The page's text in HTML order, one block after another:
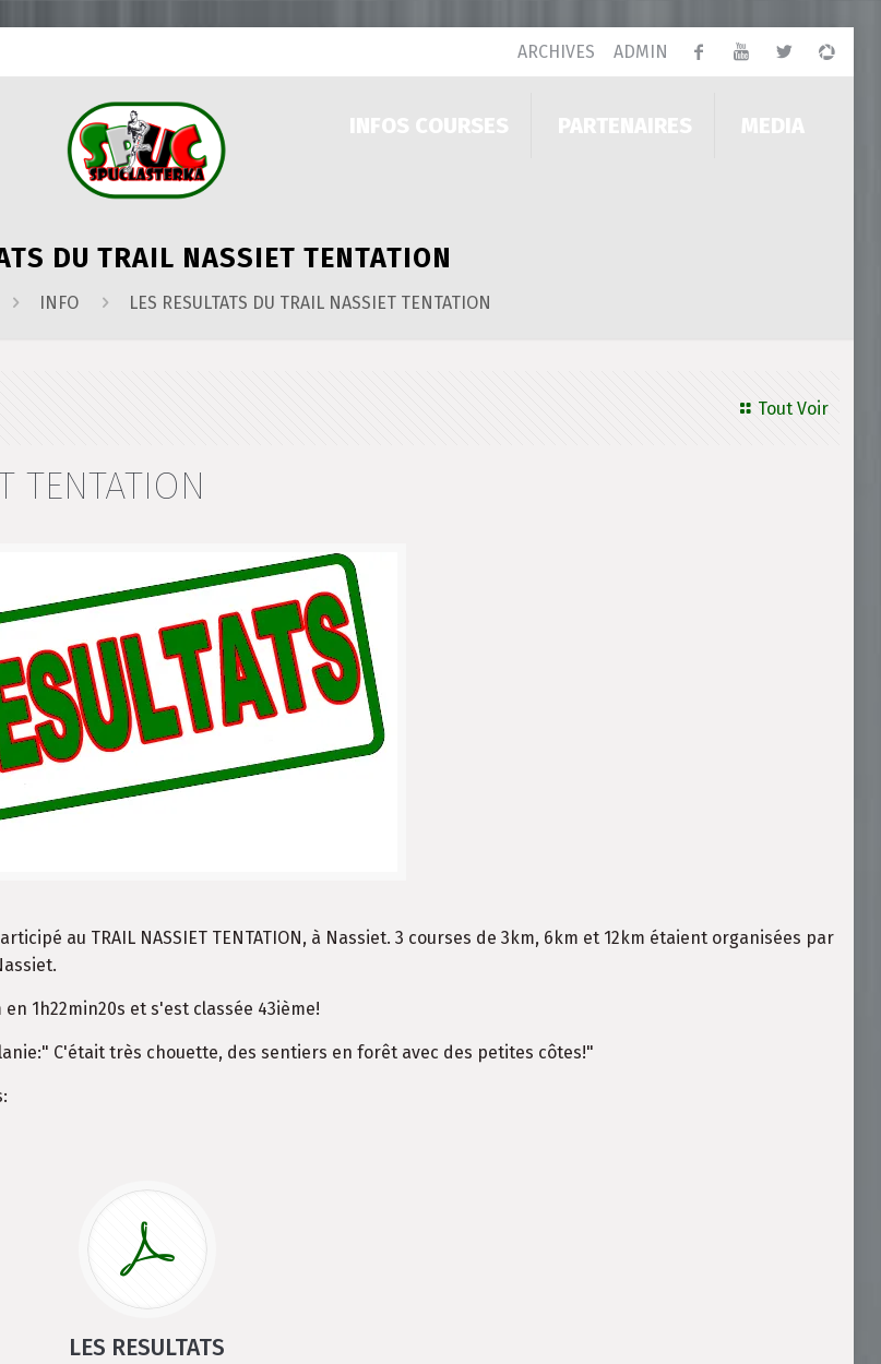
ARCHIVES ADMIN
INFOS COURSES PARTENAIRES MEDIA
DU TRAIL NASSIET TENTATION
INFO LES RESULTATS DU TRAIL NASSIET TENTATION
Tout Voir
TENTATION
au TRAIL NASSIET TENTATION, à Nassiet. 3 courses de 3km, 6km et 12km étaient organisées par
1h22min20s et s'est classée 43ième!
C'était très chouette, des sentiers en forêt avec des petites côtes!"
LES RESULTATS